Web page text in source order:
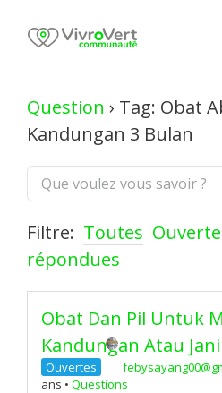
Question › Tag: Obat
Kandungan 3 Bulan
Filtre: Toutes
répondues
Obat Dan Pil Untuk
Kandungan Atau
Ouvertes
ans • Questions